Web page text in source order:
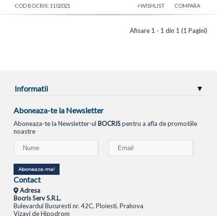
COD BOCRIS: 1102021 +WISHLIST COMPARA
Afisare 1 - 1 din 1 (1 Pagini)
Informatii
Aboneaza-te la Newsletter
Aboneaza-te la Newsletter-ul BOCRISpentru a afla de promotiile
noastre
Aboneaza-ma!
Contact
Adresa
Bocris Serv S.R.L.
Bulevardul Bucuresti nr. 42C, Ploiesti, Prahova
Vizavi de Hipodrom